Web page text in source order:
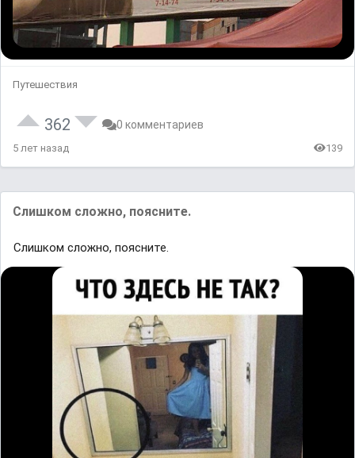
Путешествия
362 0 комментариев
5 лет назад 139
Слишком сложно, поясните.
Слишком сложно, поясните.